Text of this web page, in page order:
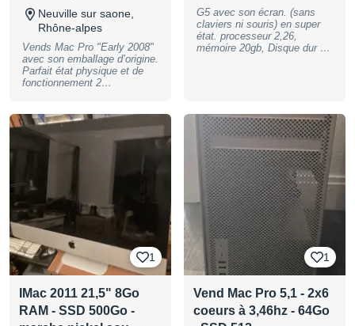
Neuville sur saone,
Rhône-alpes
Vends Mac Pro "Early 2008"
avec son emballage d’origine.
Parfait état physique et de
fonctionnement 2
cœurs par processeurs). 4
Emplacements pour disques
durs ou SSD SATA 3,5" ou
supplémentaires en lieu et
place de ceux prévus pour
des lecteurs CD
(Connectique déjà en place)
Livré avec Mac OS 10.11 (El
Capitan) fraîchement installé
Possibilité d’installer
Windows (7 minimum) sur un
autre support et ainsi passer
choisissant l’OS au
démarrage) : les deux
principaux OS dans la même
G5 avec son écran. (sans
claviers ni souris) en super
état. processeur 2,26,
mémoire 20gb, Disque dur 1t,
1
IMac 2011 21,5" 8Go
RAM - SSD 500Go -
1
Vend Mac Pro 5,1 - 2x6
coeurs à 3,46hz - 64Go